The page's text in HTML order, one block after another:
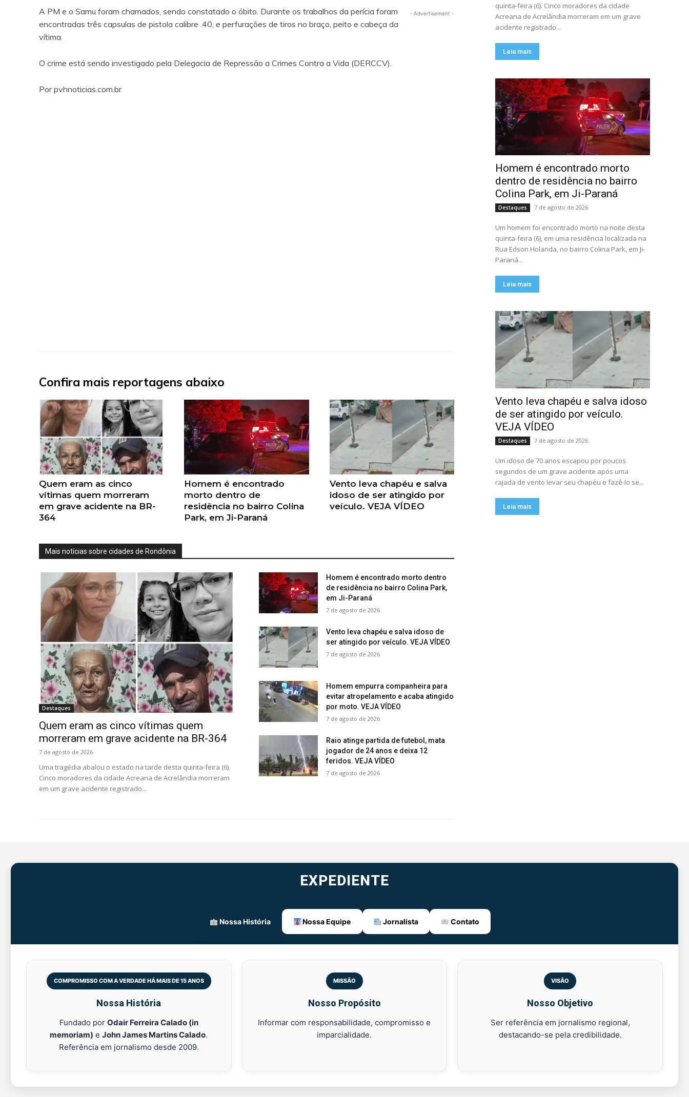
- Advertisement -
A PM e o Samu foram chamados, sendo constatado o óbito. Durante os trabalhos da perícia foram
encontradas três capsulas de pistola calibre .40, e perfurações de tiros no braço, peito e cabeça da
vítima.
O crime está sendo investigado pela Delegacia de Repressão a Crimes Contra a Vida (DERCCV).
Por pvhnoticias.com.br
Confira mais reportagens abaixo
Quem eram as cinco
vítimas quem morreram
em grave acidente na BR-
364
Homem é encontrado
morto dentro de
residência no bairro Colina
Park, em Ji-Paraná
Vento leva chapéu e salva
idoso de ser atingido por
veículo. VEJA VÍDEO
Mais notícias sobre cidades de Rondônia
Destaques
Quem eram as cinco vítimas quem
morreram em grave acidente na BR-364
7 de agosto de 2026
Uma tragédia abalou o estado na tarde desta quinta-feira (6).
Cinco moradores da cidade Acreana de Acrelândia morreram
em um grave acidente registrado...
Homem é encontrado morto dentro
de residência no bairro Colina Park,
em Ji-Paraná
7 de agosto de 2026
Vento leva chapéu e salva idoso de
ser atingido por veículo. VEJA VÍDEO
7 de agosto de 2026
Homem empurra companheira para
evitar atropelamento e acaba atingido
por moto. VEJA VÍDEO
7 de agosto de 2026
Raio atinge partida de futebol, mata
jogador de 24 anos e deixa 12
feridos. VEJA VÍDEO
7 de agosto de 2026
quinta-feira (6). Cinco moradores da cidade
Acreana de Acrelândia morreram em um grave
acidente registrado...
Leia mais
Homem é encontrado morto
dentro de residência no bairro
Colina Park, em Ji-Paraná
Destaques 7 de agosto de 2026
Um homem foi encontrado morto na noite desta
quinta-feira (6), em uma residência localizada na
Rua Edson Holanda, no bairro Colina Park, em Ji-
Paraná...
Leia mais
Vento leva chapéu e salva idoso
de ser atingido por veículo.
VEJA VÍDEO
Destaques 7 de agosto de 2026
Um idoso de 70 anos escapou por poucos
segundos de um grave acidente após uma
rajada de vento levar seu chapéu e fazê-lo se...
Leia mais
EXPEDIENTE
Nossa História Nossa Equipe Jornalista Contato
COMPROMISSO COM A VERDADE HÁ MAIS DE 15 ANOS
Nossa História
Fundado por Odair Ferreira Calado (in
memoriam) eJohn James Martins Calado.
Referência em jornalismo desde 2009.
MISSÃO
Nosso Propósito
Informar com responsabilidade, compromisso e
imparcialidade.
VISÃO
Nosso Objetivo
Ser referência em jornalismo regional,
destacando-se pela credibilidade.